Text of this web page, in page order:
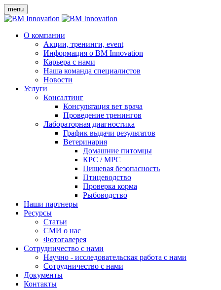
menu
О компании
Акции, тренинги, event
Информация о BM Innovation
Карьера с нами
Наша команда специалистов
Новости
Услуги
Консалтинг
Консультация вет врача
Проведение тренингов
Лабораторная диагностика
График выдачи результатов
Ветеринария
Домашние питомцы
КРС / МРС
Пищевая безопасность
Птицеводство
Проверка корма
Рыбоводство
Наши партнеры
Ресурсы
Статьи
СМИ о нас
Фотогалерея
Сотрудничество с нами
Научно - исследовательская работа с нами
Сотрудничество с нами
Документы
Контакты